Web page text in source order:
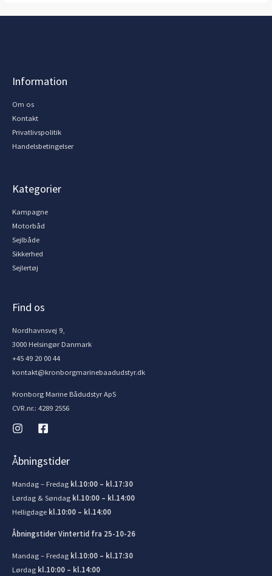
Information
Om os
Kontakt
Privatlivspolitik
Handelsbetingelser
Kategorier
Kampagne
Motorbåd
Sejlbåde
Sikkerhed
Sejlertøj
Find os
Nordhavnsvej 9,
3000 Helsingør Danmark
+45 49 20 00 44
kontakt@kronborgmarinebaadudstyr.dk
Kronborg Marine Bådudstyr ApS
CVR.nr.: 4289 2556
Åbningstider
Mandag – Fredag kl.10:00 – kl.17:30
Lørdag & Søndag kl.10:00 – kl.14:00
Helligdage kl.10:00 – kl.14:00
Åbningstider Vintertid fra 25-10-26
Mandag – Fredag kl.10:00 – kl.17:30
Lørdag kl.10:00 – kl.14:00